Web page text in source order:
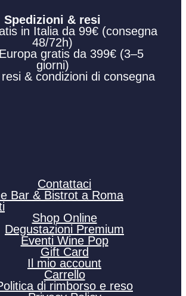
Spedizioni & resi
in Italia da 99€ (consegna
48/72h)
gratis da 399€ (3–5
giorni)
& condizioni di consegna
Contattaci
Bar & Bistrot a Roma
Shop Online
Degustazioni Premium
Eventi Wine Pop
Gift Card
Il mio account
Carrello
di rimborso e reso